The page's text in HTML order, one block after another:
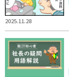
2025.11.28